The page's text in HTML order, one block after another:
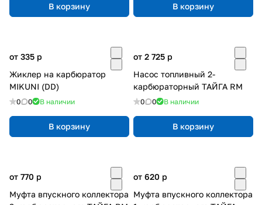
В корзину В корзину
от 335 p
Жиклер на карбюратор
MIKUNI (DD)
0 0 В наличии
В корзину
от 2 725 p
Насос топливный 2-
карбюраторный ТАЙГА RM
0 0 В наличии
В корзину
от 770 p
Муфта впускного коллектора
от 620 p
Муфта впускного коллектора